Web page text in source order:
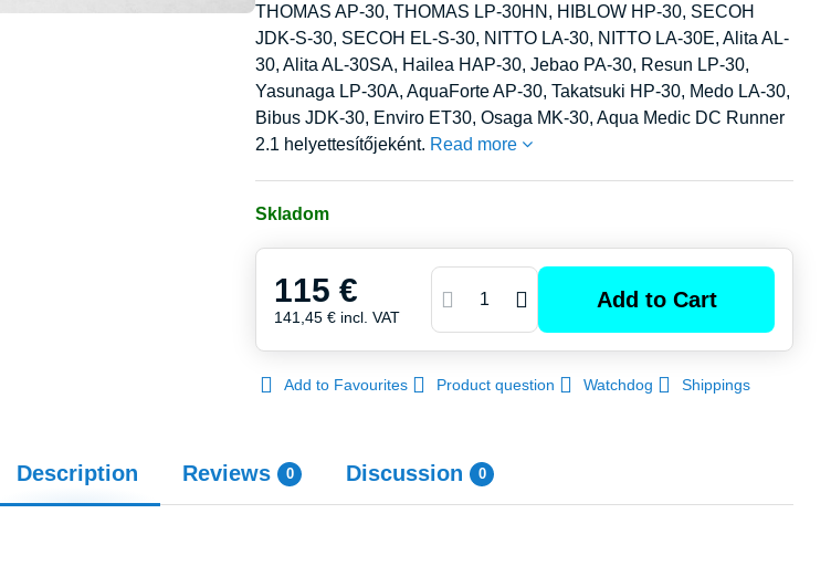
THOMAS AP-30, THOMAS LP-30HN, HIBLOW HP-30, SECOH
JDK-S-30, SECOH EL-S-30, NITTO LA-30, NITTO LA-30E, Alita AL-
30, Alita AL-30SA, Hailea HAP-30, Jebao PA-30, Resun LP-30,
Yasunaga LP-30A, AquaForte AP-30, Takatsuki HP-30, Medo LA-30,
Bibus JDK-30, Enviro ET30, Osaga MK-30, Aqua Medic DC Runner
2.1 helyettesítőjeként. Read more
Skladom
115 €
141,45 € incl. VAT
Add to Cart
Add to Favourites Product question Watchdog Shippings
Description Reviews 0 Discussion 0